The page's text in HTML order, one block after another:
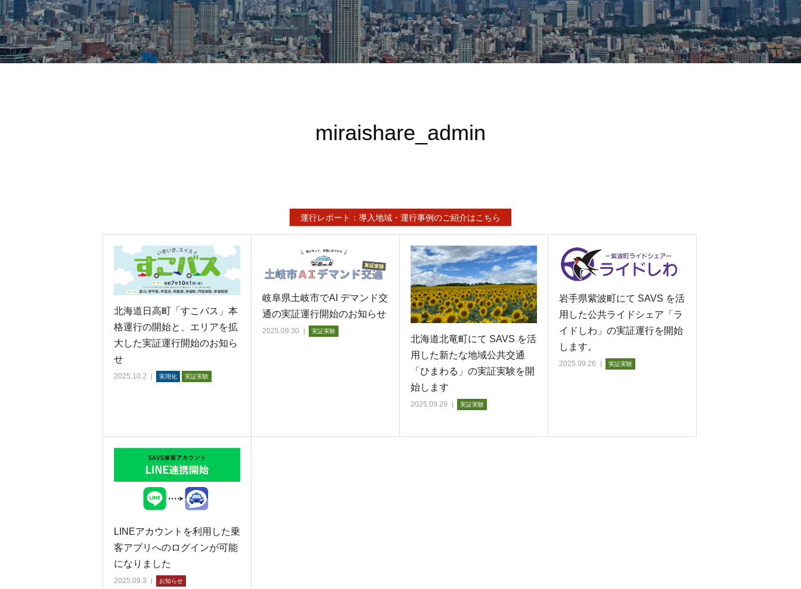
miraishare_admin
運行レポート：導入地域・運行事例のご紹介はこちら
北海道日高町「すこバス」本
格運行の開始と、エリアを拡
大した実証運行開始のお知ら
せ
2025.10.2 実用化 実証実験
岐阜県土岐市でAI デマンド交
通の実証運行開始のお知らせ
2025.09.30 実証実験
北海道北竜町にて SAVS を活
用した新たな地域公共交通
「ひまわる」の実証実験を開
始します
2025.09.29 実証実験
岩手県紫波町にて SAVS を活
用した公共ライドシェア「ラ
イドしわ」の実証運行を開始
します。
2025.09.26 実証実験
LINEアカウントを利用した乗
客アプリへのログインが可能
になりました
2025.09.3 お知らせ